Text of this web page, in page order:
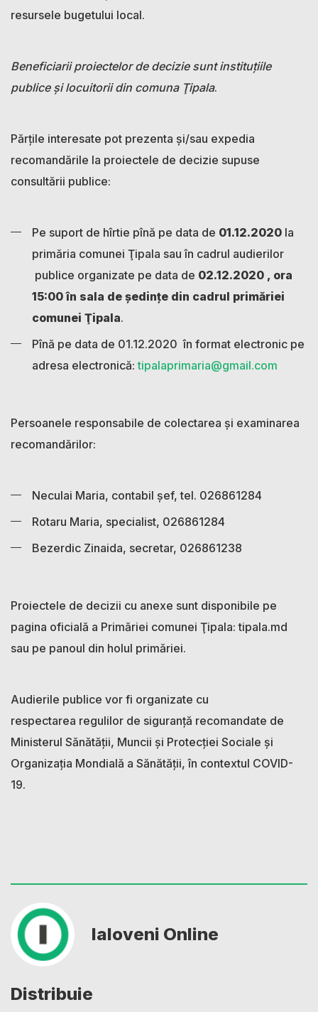
resursele bugetului local.
Beneficiarii proiectelor de decizie sunt instituțiile
publice şi locuitorii din comuna Ţipala.
Părțile interesate pot prezenta și/sau expedia
recomandările la proiectele de decizie supuse
consultării publice:
Pe suport de hîrtie pînă pe data de 01.12.2020 la
primăria comunei Ţipala sau în cadrul audierilor
publice organizate pe data de 02.12.2020 , ora
15:00 în sala de şedinţe din cadrul primăriei
comunei Ţipala.
Pînă pe data de 01.12.2020 în format electronic pe
adresa electronică:tipalaprimaria@gmail.com
Persoanele responsabile de colectarea și examinarea
recomandărilor:
Neculai Maria, contabil şef, tel. 026861284
Rotaru Maria, specialist, 026861284
Bezerdic Zinaida, secretar, 026861238
Proiectele de decizii cu anexe sunt disponibile pe
pagina oficială a Primăriei comunei Ţipala: tipala.md
sau pe panoul din holul primăriei.
Audierile publice vor fi organizate cu
respectarea regulilor de siguranță recomandate de
Ministerul Sănătății, Muncii și Protecției Sociale și
Organizația Mondială a Sănătății, în contextul COVID-
19.
Ialoveni Online
Distribuie